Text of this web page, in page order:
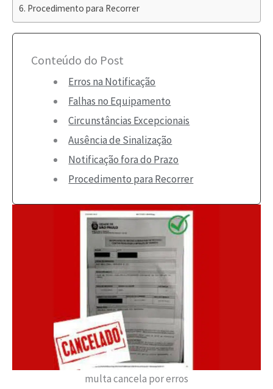
Procedimento para Recorrer
Conteúdo do Post
Erros na Notificação
Falhas no Equipamento
Circunstâncias Excepcionais
Ausência de Sinalização
Notificação fora do Prazo
Procedimento para Recorrer
multa cancela por erros